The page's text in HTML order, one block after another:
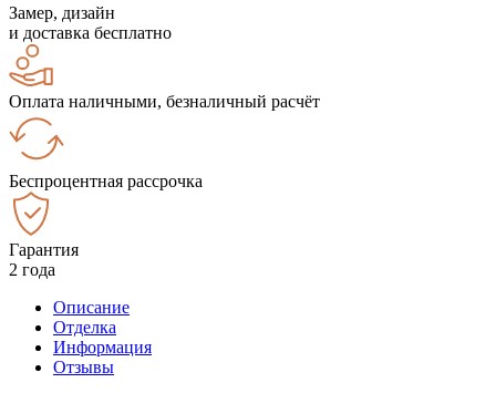
Замер, дизайн
и доставка бесплатно
Оплата наличными, безналичный расчёт
Беспроцентная рассрочка
Гарантия
2 года
Описание
Отделка
Информация
Отзывы